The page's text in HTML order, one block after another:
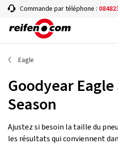
Commande par téléphone :
Eagle
Goodyear
Season
Ajustez si besoin la taille du
les résultats qui conviennent